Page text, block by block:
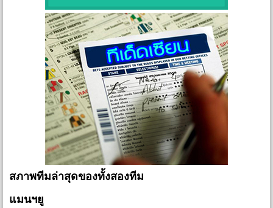
สภาพทีมล่าสุดของทั้งสองทีม
แมนฯยู